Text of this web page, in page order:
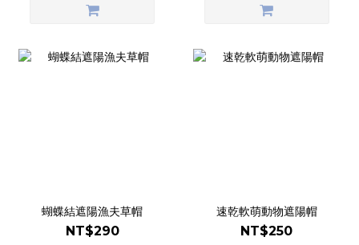
蝴蝶結遮陽漁夫草帽
NT$290
速乾軟萌動物遮陽帽
NT$250